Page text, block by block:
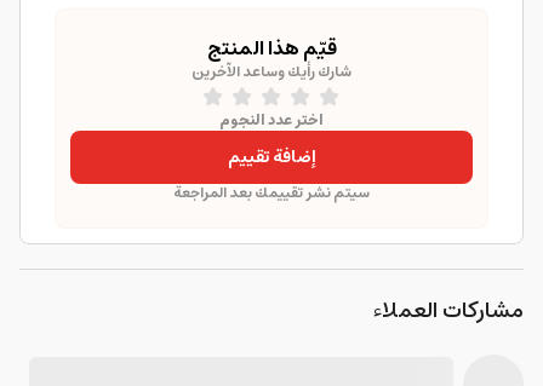
قيّم هذا المنتج
شارك رأيك وساعد الآخرين
اختر عدد النجوم
إضافة تقييم
سيتم نشر تقييمك بعد المراجعة
مشاركات العملاء